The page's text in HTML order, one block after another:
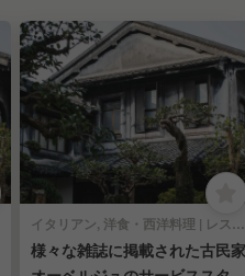
イタリアン, 洋食・西洋料理 | レストランサービス・ホールスタッフ
様々な雑誌に掲載された古民家